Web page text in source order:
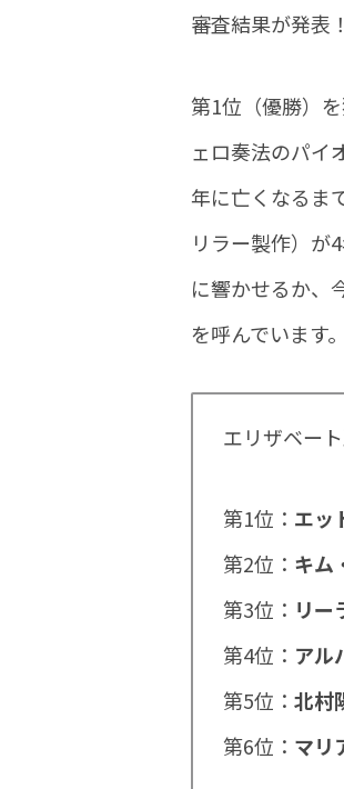
審査結果が発表！
第1位（優勝）
ェロ奏法のパイ
年に亡くなるま
リラー製作）が
に響かせるか、
を呼んでいます。
エリザベー
第1位： エッ
第2位： キム
第3位： リー
第4位： アル
第5位： 北村
第6位： マリ